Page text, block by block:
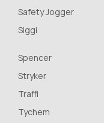
Safety Jogger
Siggi
Spencer
Stryker
Traffi
Tychem